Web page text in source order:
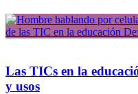
Las TICs en la
y usos